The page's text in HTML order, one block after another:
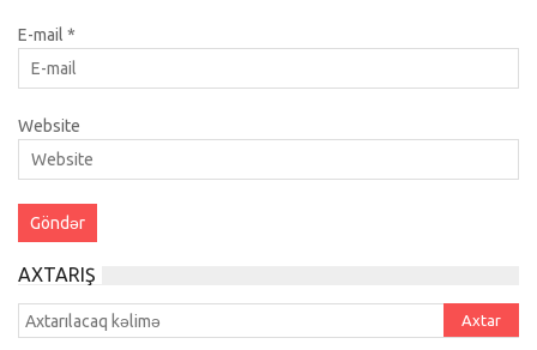
E-mail *
Website
AXTARIŞ